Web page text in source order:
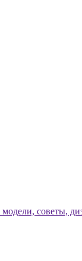
советы,